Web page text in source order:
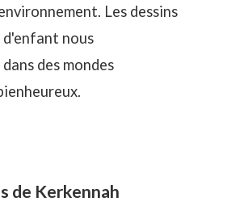
Les dessins
d'enfant nous
des mondes
de Kerkennah